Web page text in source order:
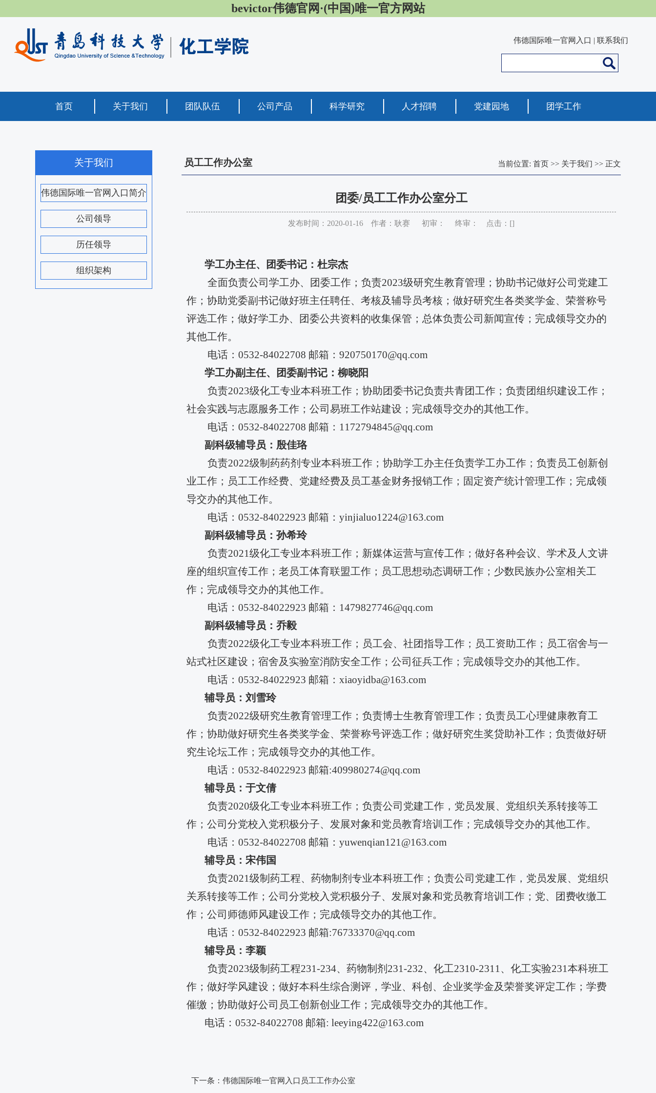
bevictor伟德官网·(中国)唯一官方网站
伟德国际唯一官网入口 | 联系我们
首页 关于我们 团队队伍 公司产品 科学研究 人才招聘 党建园地 团学工作
关于我们
伟德国际唯一官网入口简介
公司领导
历任领导
组织架构
员工工作办公室 当前位置: 首页 >> 关于我们 >> 正文
团委/员工工作办公室分工
发布时间：2020-01-16 作者：耿赛 初审： 终审： 点击：[]
学工办主任、团委书记：杜宗杰
全面负责公司学工办、团委工作；负责2023级研究生教育管理；协助书记做好公司党建工
作；协助党委副书记做好班主任聘任、考核及辅导员考核；做好研究生各类奖学金、荣誉称号
评选工作；做好学工办、团委公共资料的收集保管；总体负责公司新闻宣传；完成领导交办的
其他工作。
电话： 0532-84022708 邮箱： 920750170@qq.com
学工办副主任、团委副书记：柳晓阳
负责2023级化工专业本科班工作；协助团委书记负责共青团工作；负责团组织建设工作；
社会实践与志愿服务工作；公司易班工作站建设；完成领导交办的其他工作。
电话： 0532-84022708 邮箱： 1172794845@qq.com
副科级辅导员：殷佳珞
负责2022级制药药剂专业本科班工作；协助学工办主任负责学工办工作；负责员工创新创
业工作；员工工作经费、党建经费及员工基金财务报销工作；固定资产统计管理工作；完成领
导交办的其他工作。
电话： 0532-84022923 邮箱： yinjialuo1224@163.com
副科级辅导员：孙希玲
负责2021级化工专业本科班工作；新媒体运营与宣传工作；做好各种会议、学术及人文讲
座的组织宣传工作；老员工体育联盟工作；员工思想动态调研工作；少数民族办公室相关工
作；完成领导交办的其他工作。
电话： 0532-84022923 邮箱： 1479827746@qq.com
副科级辅导员：乔毅
负责2022级化工专业本科班工作；员工会、社团指导工作；员工资助工作；员工宿舍与一
站式社区建设；宿舍及实验室消防安全工作；公司征兵工作；完成领导交办的其他工作。
电话： 0532-84022923 邮箱： xiaoyidba@163.com
辅导员：刘雪玲
负责2022级研究生教育管理工作；负责博士生教育管理工作；负责员工心理健康教育工
作；协助做好研究生各类奖学金、荣誉称号评选工作；做好研究生奖贷助补工作；负责做好研
究生论坛工作；完成领导交办的其他工作。
电话： 0532-84022923 邮箱:409980274@qq.com
辅导员：于文倩
负责2020级化工专业本科班工作；负责公司党建工作，党员发展、党组织关系转接等工
作；公司分党校入党积极分子、发展对象和党员教育培训工作 ；完成领导交办的其他工作。
电话： 0532-84022708 邮箱： yuwenqian121@163.com
辅导员：宋伟国
负责2021级制药工程、药物制剂专业本科班工作；负责公司党建工作，党员发展、党组织
关系转接等工作；公司分党校入党积极分子、发展对象和党员教育培训工作；党、团费收缴工
作；公司师德师风建设工作；完成领导交办的其他工作。
电话： 0532-84022923 邮箱:76733370@qq.com
辅导员：李颖
负责2023级制药工程231-234、药物制剂 231-232、化工2310-2311、化工实验231本科班工
作；做好学风建设；做好本科生综合测评，学业、科创、企业奖学金及荣誉奖评定工作；学费
催缴；协助做好公司员工创新创业工作；完成领导交办的其他工作。
电话：0532-84022708 邮箱: leeying422@163.com
下一条： 伟德国际唯一官网入口员工工作办公室